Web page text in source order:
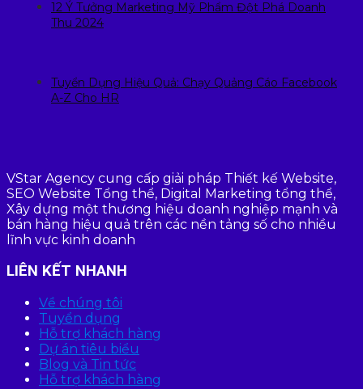
12 Ý Tưởng Marketing Mỹ Phẩm Đột Phá Doanh
Thu 2024
Tuyển Dụng Hiệu Quả: Chạy Quảng Cáo Facebook
A-Z Cho HR
VStar Agency cung cấp giải pháp Thiết kế Website,
SEO Website Tổng thể, Digital Marketing tổng thể,
Xây dựng một thương hiệu doanh nghiệp mạnh và
bán hàng hiệu quả trên các nền tảng số cho nhiều
lĩnh vực kinh doanh
LIÊN KẾT NHANH
Về chúng tôi
Tuyển dụng
Hỗ trợ khách hàng
Dự án tiêu biểu
Blog và Tin tức
Hỗ trợ khách hàng